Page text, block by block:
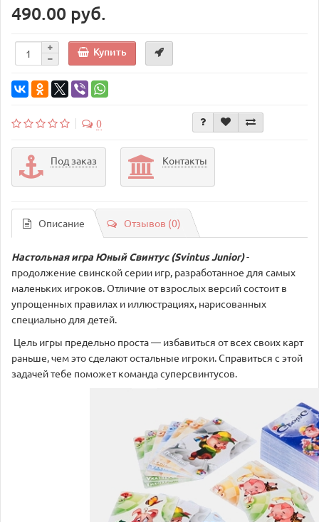
490.00 руб.
Купить
0
Под заказ Контакты
Описание Отзывов (0)
Настольная игра Юный Свинтус (Svintus Junior)-
продолжение свинской серии игр, разработанное для самых
маленьких игроков. Отличие от взрослых версий состоит в
упрощенных правилах и иллюстрациях, нарисованных
специально для детей.
Цель игры предельно проста — избавиться от всех своих карт
раньше, чем это сделают остальные игроки. Справиться с этой
задачей тебе поможет команда суперсвинтусов.